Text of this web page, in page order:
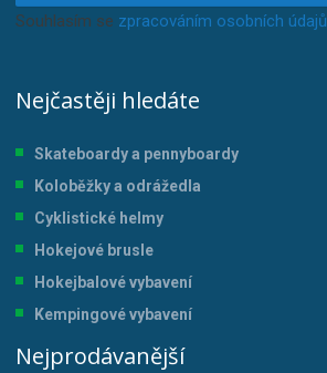
Souhlasím se zpracováním osobních údajů
Nejčastěji hledáte
Skateboardy a pennyboardy
Koloběžky a odrážedla
Cyklistické helmy
Hokejové brusle
Hokejbalové vybavení
Kempingové vybavení
Nejprodávanější